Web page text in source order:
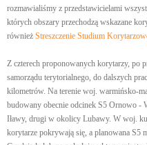
rozmawialiśmy z przedstawicielami
których obszary przechodzą wskazane
również Streszczenie Studium
Z czterech proponowanych korytarzy, po
samorządu terytorialnego, do dalszych
kilometrów. Na terenie woj. warmińsko-
budowany obecnie odcinek S5 Ornowo -
Iławy, drugi w okolicy Lubawy. W woj.
korytarze pokrywają się, a planowana S5